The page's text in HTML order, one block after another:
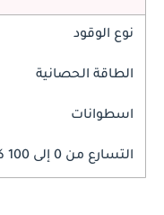
نوع الوقود
الطاقة الحصانية
اسطوانات
التسارع من 0 إلى 100 كلم بالساعة